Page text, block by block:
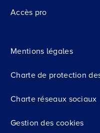
Accès pro
Mentions légales
Charte de protection
Charte réseaux sociaux
Gestion des cookies